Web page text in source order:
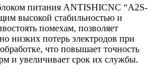
питания ANTISHICNC “A2S-
высокой стабильностью и
помехам, позволяет
низких потерь электродов при
что повышает точность
и увеличивает срок их службы.